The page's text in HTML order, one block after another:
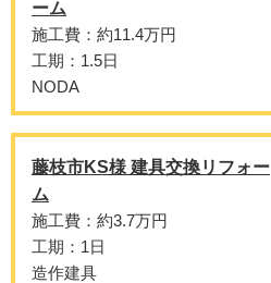
ーム
施工費：約11.4万円
工期：1.5日
NODA
藤枝市KS様 建具交換リフォー
ム
施工費：約3.7万円
工期：1日
造作建具